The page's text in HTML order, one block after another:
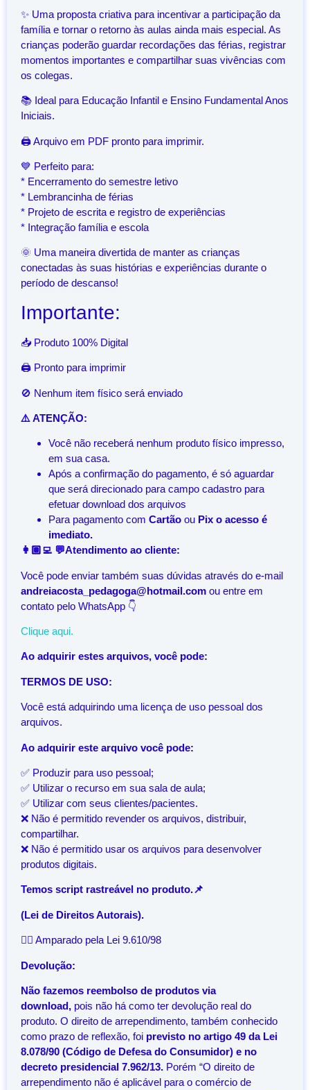
✨ Uma proposta criativa para incentivar a participação da
família e tornar o retorno às aulas ainda mais especial. As
crianças poderão guardar recordações das férias, registrar
momentos importantes e compartilhar suas vivências com
os colegas.
📚 Ideal para Educação Infantil e Ensino Fundamental Anos
Iniciais.
🖨️ Arquivo em PDF pronto para imprimir.
💙 Perfeito para:
* Encerramento do semestre letivo
* Lembrancinha de férias
* Projeto de escrita e registro de experiências
* Integração família e escola
🌞 Uma maneira divertida de manter as crianças
conectadas às suas histórias e experiências durante o
período de descanso!
Importante:
📥 Produto 100% Digital
🖨️ Pronto para imprimir
🚫 Nenhum item físico será enviado
⚠️ ATENÇÃO:
Você não receberá nenhum produto físico impresso,
em sua casa.
Após a confirmação do pagamento, é só aguardar
que será direcionado para campo cadastro para
efetuar download dos arquivos
Para pagamento com Cartão ou Pix o acesso é
imediato.
👩🏽‍💻 💬Atendimento ao cliente:
Você pode enviar também suas dúvidas através do e-mail
andreiacosta_pedagoga@hotmail.com ou entre em
contato pelo WhatsApp 👇
Clique aqui.
Ao adquirir estes arquivos, você pode:
TERMOS DE USO:
Você está adquirindo uma licença de uso pessoal dos
arquivos.
Ao adquirir este arquivo você pode:
✅ Produzir para uso pessoal;
✅ Utilizar o recurso em sua sala de aula;
✅ Utilizar com seus clientes/pacientes.
❌ Não é permitido revender os arquivos, distribuir,
compartilhar.
❌ Não é permitido usar os arquivos para desenvolver
produtos digitais.
Temos script rastreável no produto.📌
(Lei de Direitos Autorais).
👨‍⚖️ Amparado pela Lei 9.610/98
Devolução:
Não fazemos reembolso de produtos via
download, pois não há como ter devolução real do
produto. O direito de arrependimento, também conhecido
como prazo de reflexão, foi previsto no artigo 49 da Lei
8.078/90 (Código de Defesa do Consumidor) e no
decreto presidencial 7.962/13. Porém “O direito de
arrependimento não é aplicável para o comércio de